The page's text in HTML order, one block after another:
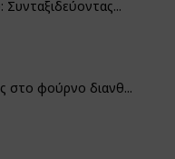
Συνταξιδεύοντας...
στο φούρνο διανθ...